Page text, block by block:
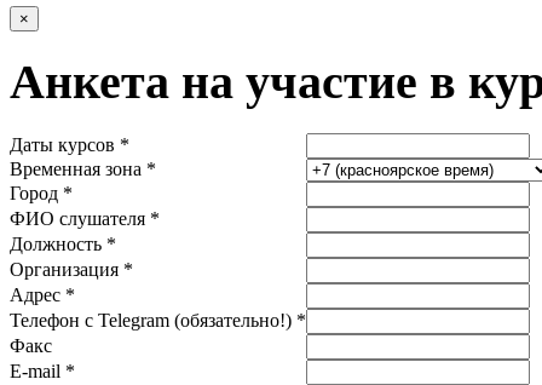
×
Анкета на участие в
Даты курсов *
Временная зона *
Город *
ФИО слушателя *
Должность *
Организация *
Адрес *
Телефон с Telegram (обязательно!) *
Факс
E-mail *